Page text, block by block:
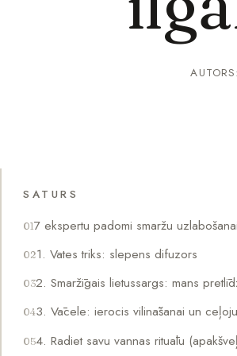
SATURS
7 ekspertu padomi smaržu
1. Vates triks: slepens difuzors
2. Smaržīgais lietussargs: mans
3. Vācele: ierocis vilināšanai un
4. Radiet savu vannas rituālu